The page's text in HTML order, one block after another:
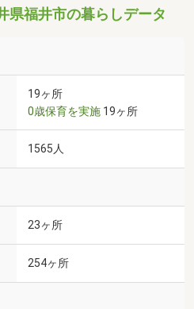
県福井市の暮らしデータ
19ヶ所
0歳保育を実施 19ヶ所
1565人
23ヶ所
254ヶ所